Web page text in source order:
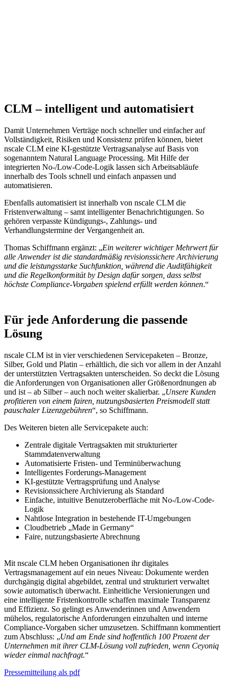
CLM – intelligent und automatisiert
Damit Unternehmen Verträge noch schneller und einfacher auf
Vollständigkeit, Risiken und Konsistenz prüfen können, bietet
nscale CLM eine KI-gestützte Vertragsanalyse auf Basis von
sogenanntem Natural Language Processing. Mit Hilfe der
integrierten No-/Low-Code-Logik lassen sich Arbeitsabläufe
innerhalb des Tools schnell und einfach anpassen und
automatisieren.
Ebenfalls automatisiert ist innerhalb von nscale CLM die
Fristenverwaltung – samt intelligenter Benachrichtigungen. So
gehören verpasste Kündigungs-, Zahlungs- und
Verhandlungstermine der Vergangenheit an.
Thomas Schiffmann ergänzt: „Ein weiterer wichtiger Mehrwert für
alle Anwender ist die standardmäßig revisionssichere Archivierung
und die leistungsstarke Suchfunktion, während die Auditfähigkeit
und die Regelkonformität by Design dafür sorgen, dass selbst
höchste Compliance-Vorgaben spielend erfüllt werden können.“
Für jede Anforderung die passende
Lösung
nscale CLM ist in vier verschiedenen Servicepaketen – Bronze,
Silber, Gold und Platin – erhältlich, die sich vor allem in der Anzahl
der unterstützten Vertragsakten unterscheiden. So deckt die Lösung
die Anforderungen von Organisationen aller Größenordnungen ab
und ist – ab Silber – auch noch weiter skalierbar. „Unsere Kunden
profitieren von einem fairen, nutzungsbasierten Preismodell statt
pauschaler Lizenzgebühren“, so Schiffmann.
Des Weiteren bieten alle Servicepakete auch:
Zentrale digitale Vertragsakten mit strukturierter
Stammdatenverwaltung
Automatisierte Fristen- und Terminüberwachung
Intelligentes Forderungs-Management
KI-gestützte Vertragsprüfung und Analyse
Revisionssichere Archivierung als Standard
Einfache, intuitive Benutzeroberfläche mit No-/Low-Code-
Logik
Nahtlose Integration in bestehende IT-Umgebungen
Cloudbetrieb „Made in Germany“
Faire, nutzungsbasierte Abrechnung
Mit nscale CLM heben Organisationen ihr digitales
Vertragsmanagement auf ein neues Niveau: Dokumente werden
durchgängig digital abgebildet, zentral und strukturiert verwaltet
sowie automatisch überwacht. Einheitliche Versionierungen und
eine intelligente Fristenkontrolle schaffen maximale Transparenz
und Effizienz. So gelingt es Anwenderinnen und Anwendern
mühelos, regulatorische Anforderungen einzuhalten und interne
Compliance-Vorgaben sicher umzusetzen. Schiffmann kommentiert
zum Abschluss: „Und am Ende sind hoffentlich 100 Prozent der
Unternehmen mit ihrer CLM-Lösung voll zufrieden, wenn Ceyoniq
wieder einmal nachfragt.“
Pressemitteilung als pdf